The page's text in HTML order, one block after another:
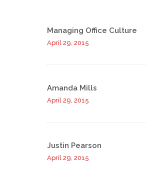
Managing Office Culture
April 29, 2015
Amanda Mills
April 29, 2015
Justin Pearson
April 29, 2015